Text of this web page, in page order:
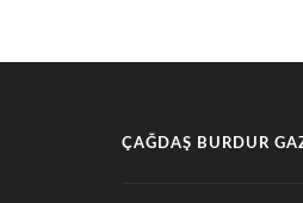
ÇAĞDAŞ BURDUR